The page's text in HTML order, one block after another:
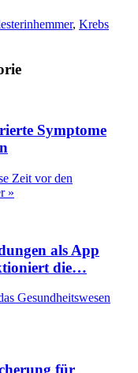
, Krebs
Symptome
Zeit vor den
»
als App
die…
Gesundheitswesen
für